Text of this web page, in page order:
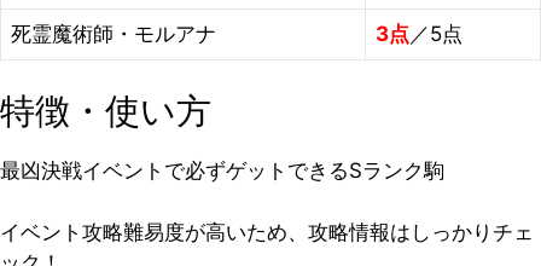
死霊魔術師・モルアナ 3点 ／5点
特徴・使い方
最凶決戦イベントで必ずゲットできるSランク駒
イベント攻略難易度が高いため、攻略情報はしっかりチェ